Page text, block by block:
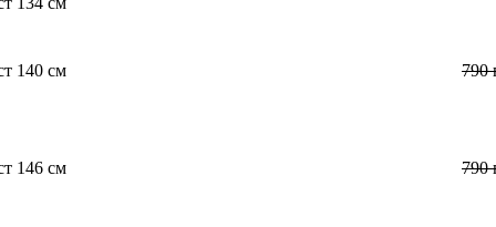
140 см 790
146 см 790